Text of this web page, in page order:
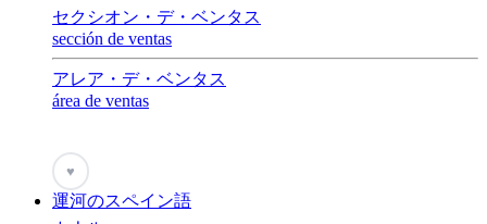
セクシオン・デ・ベンタス
sección de ventas
アレア・デ・ベンタス
área de ventas
♥
運河のスペイン語